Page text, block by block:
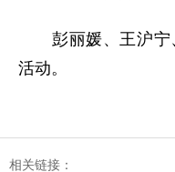
彭丽媛、王沪宁
活动。
相关链接：